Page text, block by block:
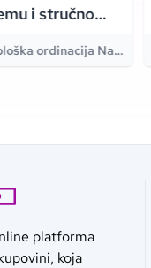
i stručno
ordinacije
ordinacija Naša klinika
platforma
koja